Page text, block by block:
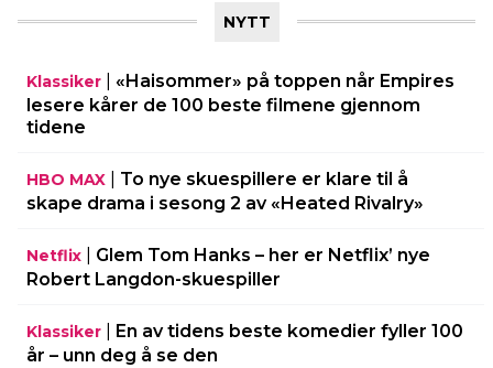
NYTT
Klassiker
«Haisommer» på toppen når Empires
lesere kårer de 100 beste filmene gjennom
tidene
HBO MAX
To nye skuespillere er klare til å
skape drama i sesong 2 av «Heated Rivalry»
Netflix
Glem Tom Hanks – her er Netflix’ nye
Robert Langdon-skuespiller
Klassiker
En av tidens beste komedier fyller 100
år – unn deg å se den